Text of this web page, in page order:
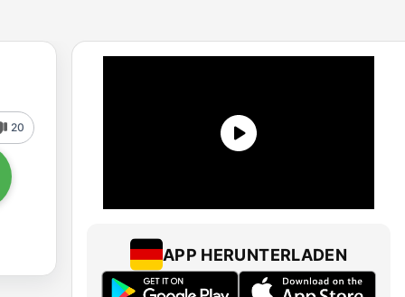
20
APP HERUNTERLADEN